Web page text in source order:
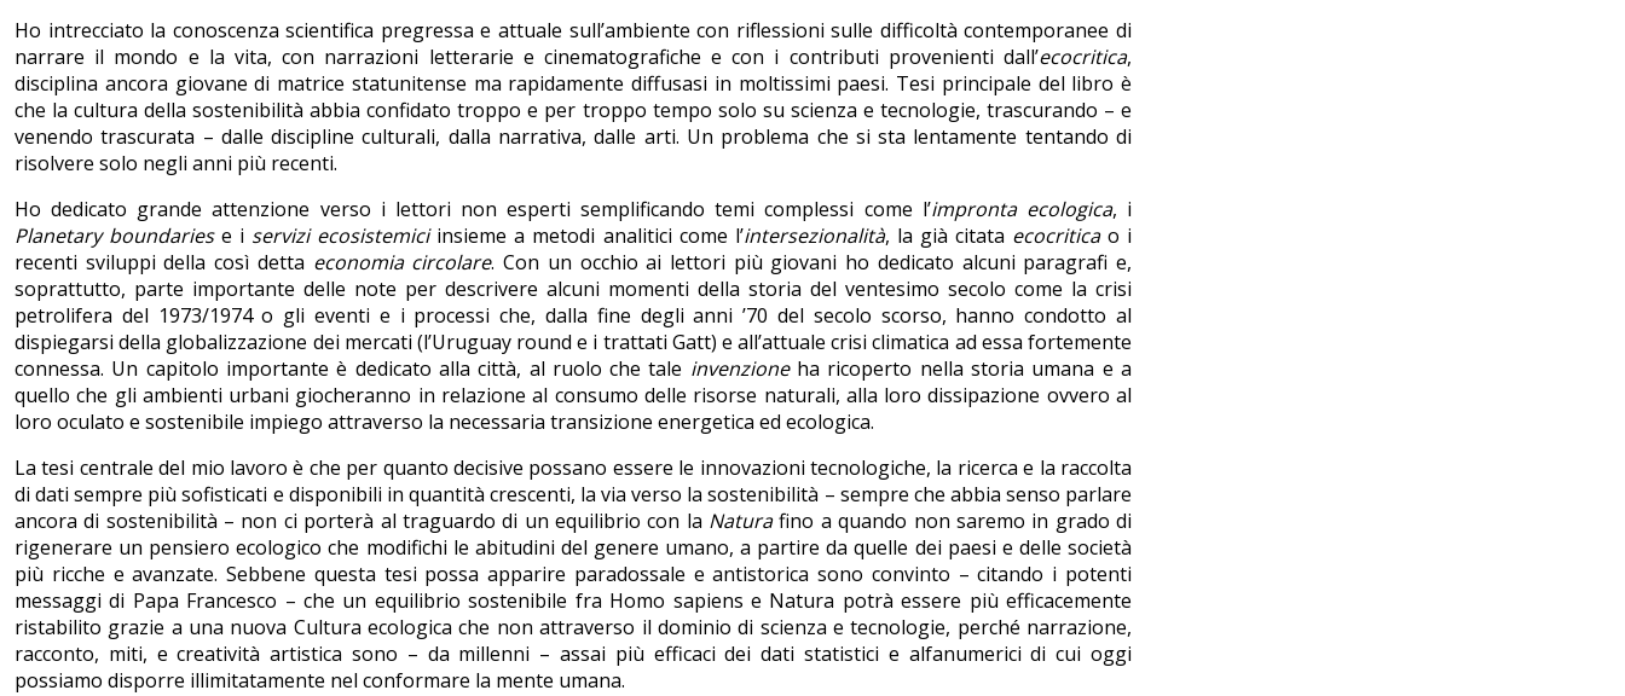
Ho intrecciato la conoscenza scientifica pregressa e attuale sull’ambiente con riflessioni sulle difficoltà contemporanee di
narrare il mondo e la vita, con narrazioni letterarie e cinematografiche e con i contributi provenienti dall’ecocritica,
disciplina ancora giovane di matrice statunitense ma rapidamente diffusasi in moltissimi paesi. Tesi principale del libro è
che la cultura della sostenibilità abbia confidato troppo e per troppo tempo solo su scienza e tecnologie, trascurando – e
venendo trascurata – dalle discipline culturali, dalla narrativa, dalle arti. Un problema che si sta lentamente tentando di
risolvere solo negli anni più recenti.
Ho dedicato grande attenzione verso i lettori non esperti semplificando temi complessi come l’impronta ecologica, i
Planetary boundariese i servizi ecosistemiciinsieme a metodi analitici come l’intersezionalità, la già citata ecocriticao i
recenti sviluppi della così detta economia circolare. Con un occhio ai lettori più giovani ho dedicato alcuni paragrafi e,
soprattutto, parte importante delle note per descrivere alcuni momenti della storia del ventesimo secolo come la crisi
petrolifera del 1973/1974 o gli eventi e i processi che, dalla fine degli anni ’70 del secolo scorso, hanno condotto al
dispiegarsi della globalizzazione dei mercati (l’Uruguay round e i trattati Gatt) e all’attuale crisi climatica ad essa fortemente
connessa. Un capitolo importante è dedicato alla città, al ruolo che tale invenzione ha ricoperto nella storia umana e a
quello che gli ambienti urbani giocheranno in relazione al consumo delle risorse naturali, alla loro dissipazione ovvero al
loro oculato e sostenibile impiego attraverso la necessaria transizione energetica ed ecologica.
La tesi centrale del mio lavoro è che per quanto decisive possano essere le innovazioni tecnologiche, la ricerca e la raccolta
di dati sempre più sofisticati e disponibili in quantità crescenti, la via verso la sostenibilità – sempre che abbia senso parlare
ancora di sostenibilità – non ci porterà al traguardo di un equilibrio con la Naturafino a quando non saremo in grado di
rigenerare un pensiero ecologico che modifichi le abitudini del genere umano, a partire da quelle dei paesi e delle società
più ricche e avanzate. Sebbene questa tesi possa apparire paradossale e antistorica sono convinto – citando i potenti
messaggi di Papa Francesco – che un equilibrio sostenibile fra Homo sapiens e Natura potrà essere più efficacemente
ristabilito grazie a una nuova Cultura ecologica che non attraverso il dominio di scienza e tecnologie, perché narrazione,
racconto, miti, e creatività artistica sono – da millenni – assai più efficaci dei dati statistici e alfanumerici di cui oggi
possiamo disporre illimitatamente nel conformare la mente umana.